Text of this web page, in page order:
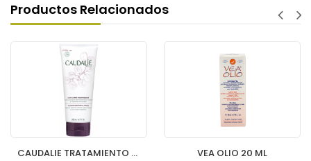
Productos Relacionados
CAUDALIE TRATAMIENTO CORPORAL NUTR THE DES VIGNES VEA OLIO 20 ML